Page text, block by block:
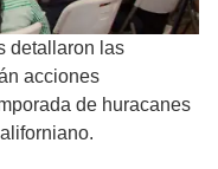
detallaron las
acciones
de huracanes